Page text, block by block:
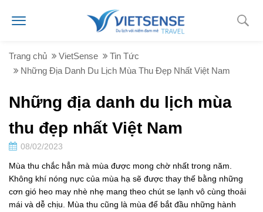
Trang chủ VietSense
Tin Tức
Những Địa Danh Du Lịch Mùa Thu Đẹp Nhất Việt Nam
Những địa danh du lịch mùa
thu đẹp nhất Việt Nam
08/02/2023
Mùa thu chắc hẳn mà mùa được mong chờ nhất trong năm.
Không khí nóng nực của mùa hạ sẽ được thay thế bằng những
cơn gió heo may nhè nhẹ mang theo chút se lạnh vô cùng thoải
mái và dễ chịu. Mùa thu cũng là mùa để bắt đầu những hành